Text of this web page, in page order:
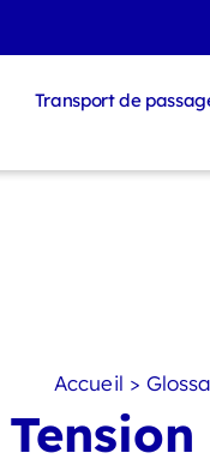
Transport de
Accueil >